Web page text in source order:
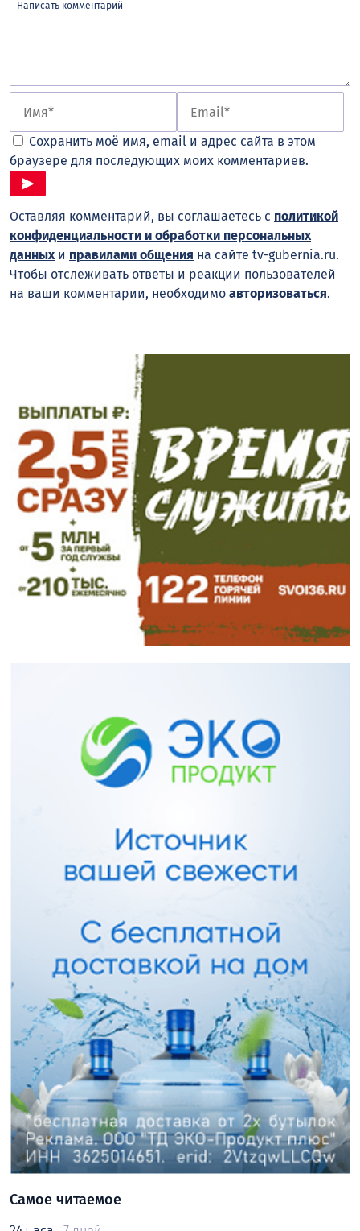
Сохранить моё имя, email и адрес сайта в этом
браузере для последующих моих комментариев.
Оставляя комментарий, вы соглашаетесь с политикой
конфиденциальности и обработки персональных
данныхи правилами общения на сайте tv-gubernia.ru.
Чтобы отслеживать ответы и реакции пользователей
на ваши комментарии, необходимо авторизоваться.
Самое читаемое